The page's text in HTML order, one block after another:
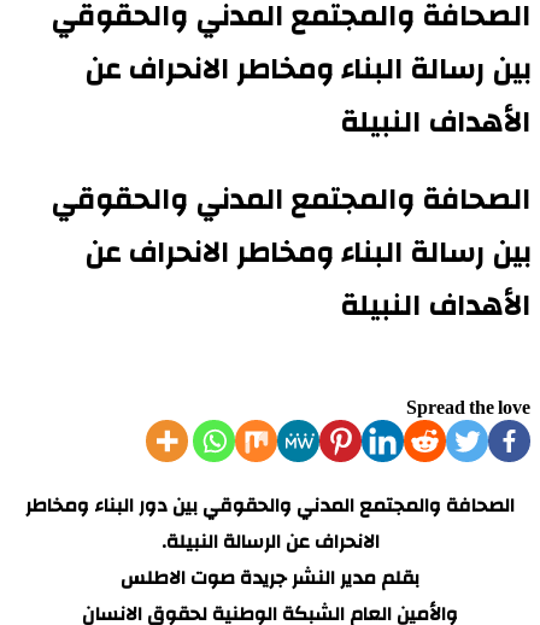
الصحافة والمجتمع المدني والحقوقي
بين رسالة البناء ومخاطر الانحراف عن
الأهداف النبيلة
الصحافة والمجتمع المدني والحقوقي
بين رسالة البناء ومخاطر الانحراف عن
الأهداف النبيلة
Spread the love
الصحافة والمجتمع المدني والحقوقي بين دور البناء ومخاطر
الانحراف عن الرسالة النبيلة.
بقلم مدير النشر جريدة صوت الاطلس
والأمين العام الشبكة الوطنية لحقوق الانسان